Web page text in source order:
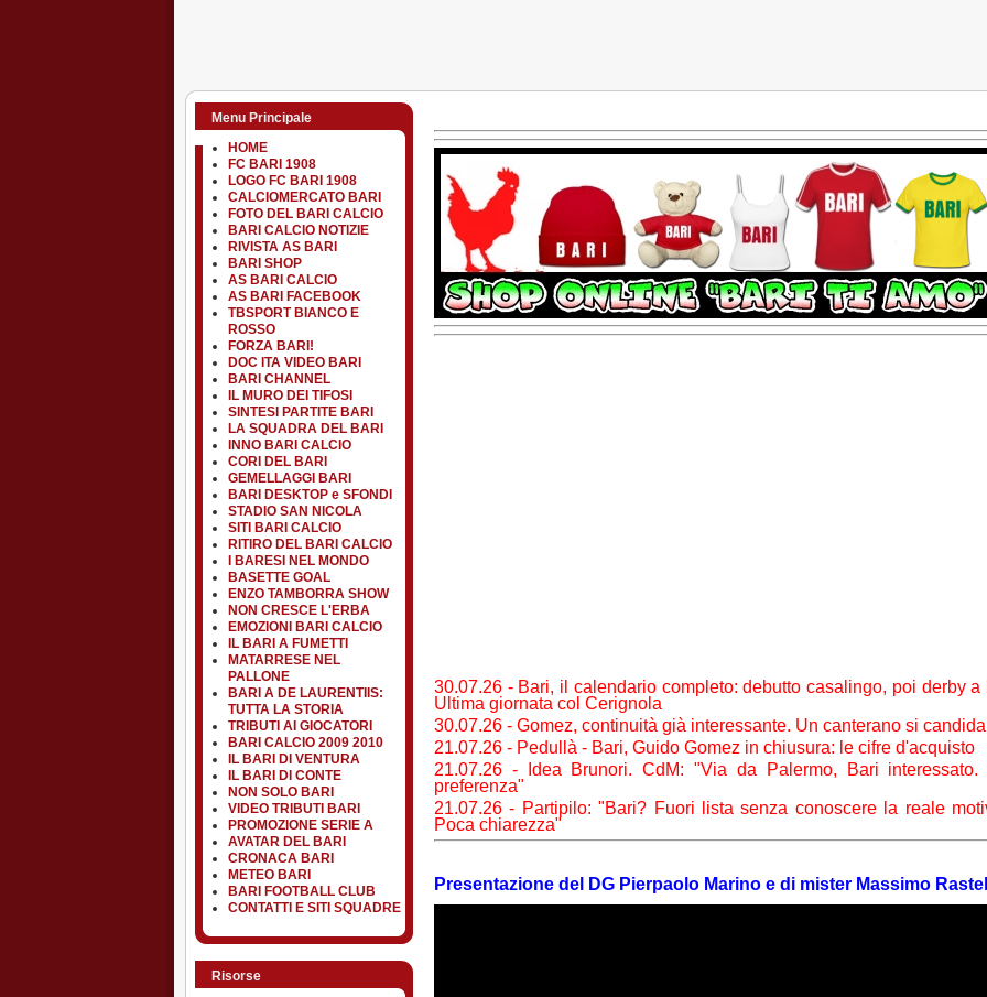
Menu Principale
HOME
FC BARI 1908
LOGO FC BARI 1908
CALCIOMERCATO BARI
FOTO DEL BARI CALCIO
BARI CALCIO NOTIZIE
RIVISTA AS BARI
BARI SHOP
AS BARI CALCIO
AS BARI FACEBOOK
TBSPORT BIANCO E
ROSSO
FORZA BARI!
DOC ITA VIDEO BARI
BARI CHANNEL
IL MURO DEI TIFOSI
SINTESI PARTITE BARI
LA SQUADRA DEL BARI
INNO BARI CALCIO
CORI DEL BARI
GEMELLAGGI BARI
BARI DESKTOP e SFONDI
STADIO SAN NICOLA
SITI BARI CALCIO
RITIRO DEL BARI CALCIO
I BARESI NEL MONDO
BASETTE GOAL
ENZO TAMBORRA SHOW
NON CRESCE L'ERBA
EMOZIONI BARI CALCIO
IL BARI A FUMETTI
MATARRESE NEL
PALLONE
BARI A DE LAURENTIIS:
TUTTA LA STORIA
TRIBUTI AI GIOCATORI
BARI CALCIO 2009 2010
IL BARI DI VENTURA
IL BARI DI CONTE
NON SOLO BARI
VIDEO TRIBUTI BARI
PROMOZIONE SERIE A
AVATAR DEL BARI
CRONACA BARI
METEO BARI
BARI FOOTBALL CLUB
CONTATTI E SITI SQUADRE
Risorse
30.07.26 - Bari, il calendario completo: debutto casalingo, poi derby a
Ultima giornata col Cerignola
30.07.26 - Gomez, continuità già interessante. Un canterano si candida
21.07.26 - Pedullà - Bari, Guido Gomez in chiusura: le cifre d'acquisto
21.07.26 - Idea Brunori. CdM: "Via da Palermo, Bari interessato.
preferenza"
21.07.26 - Partipilo: "Bari? Fuori lista senza conoscere la reale
Poca chiarezza"
Presentazione del DG Pierpaolo Marino e di mister Massimo